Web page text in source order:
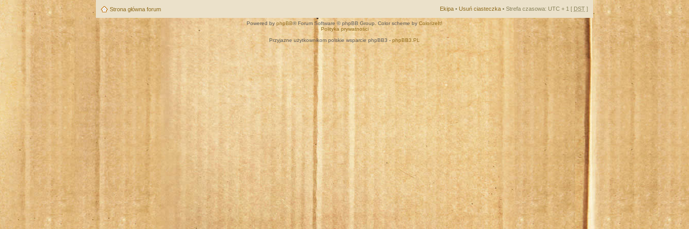
Strona główna forum Ekipa • Usuń ciasteczka • Strefa czasowa: UTC + 1 [ DST ]
Powered by phpBB® Forum Software © phpBB Group. Color scheme by ColorizeIt!
Polityka prywatności
Przyjazne użytkownikom polskie wsparcie phpBB3 - phpBB3.PL